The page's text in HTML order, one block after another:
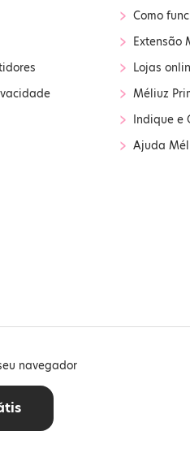
› Como
› Extensão
› Lojas
› Méliuz
› Indique e
› Ajuda
navegador